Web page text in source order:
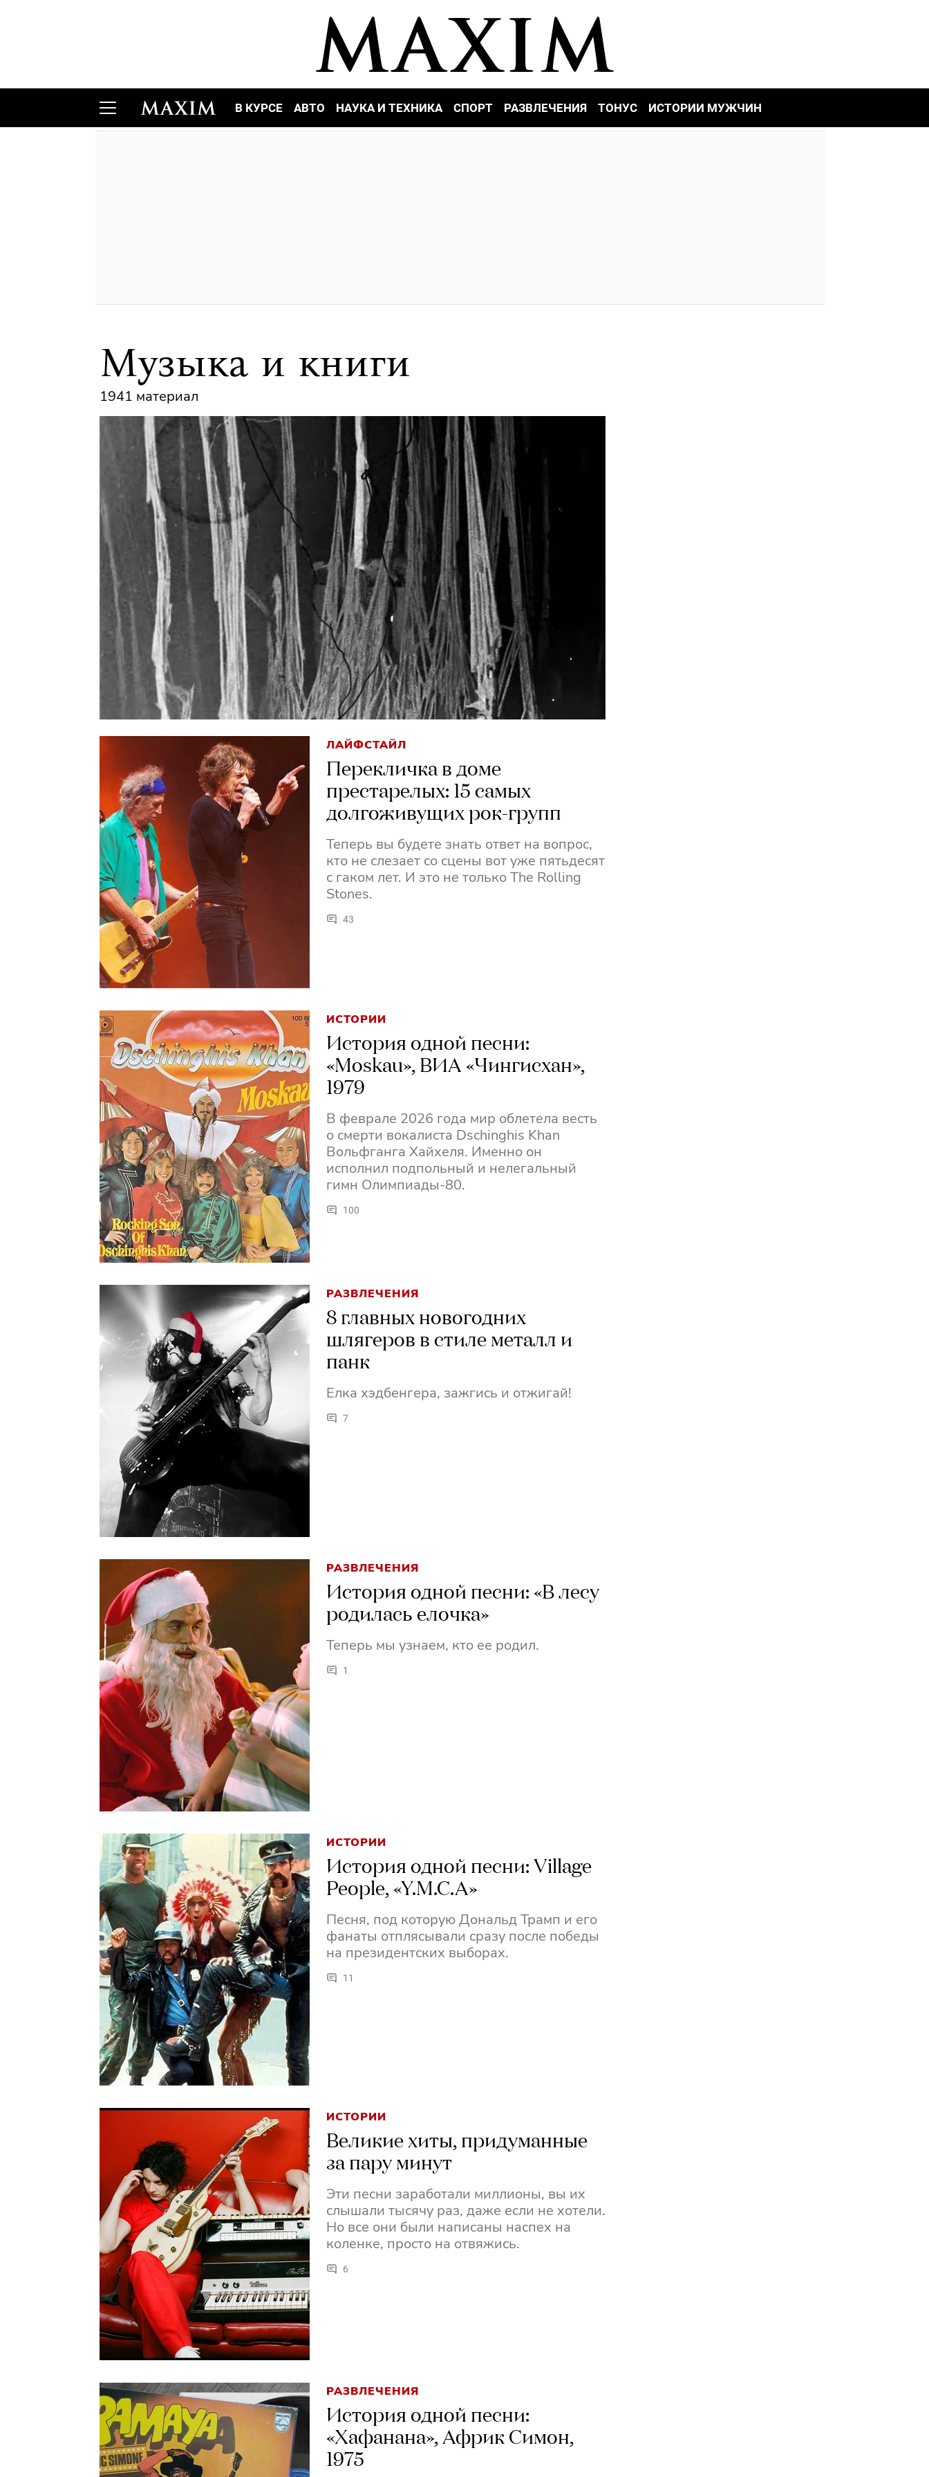
В КУРСЕ АВТО НАУКА И ТЕХНИКА СПОРТ РАЗВЛЕЧЕНИЯ ТОНУС ИСТОРИИ МУЖЧИН
Музыка и книги
1941 материал
ЛАЙФСТАЙЛ
Перекличка в доме
престарелых: 15 самых
долгоживущих рок-групп
Теперь вы будете знать ответ на вопрос,
кто не слезает со сцены вот уже пятьдесят
с гаком лет. И это не только The Rolling
Stones.
43
ИСТОРИИ
История одной песни:
«Moskau», ВИА «Чингисхан»,
1979
В феврале 2026 года мир облетела весть
о смерти вокалиста Dschinghis Khan
Вольфганга Хайхеля. Именно он
исполнил подпольный и нелегальный
гимн Олимпиады-80.
100
РАЗВЛЕЧЕНИЯ
8 главных новогодних
шлягеров в стиле металл и
панк
Елка хэдбенгера, зажгись и отжигай!
7
РАЗВЛЕЧЕНИЯ
История одной песни: «В лесу
родилась елочка»
Теперь мы узнаем, кто ее родил.
1
ИСТОРИИ
История одной песни: Village
People, «Y.M.C.A»
Песня, под которую Дональд Трамп и его
фанаты отплясывали сразу после победы
на президентских выборах.
11
ИСТОРИИ
Великие хиты, придуманные
за пару минут
Эти песни заработали миллионы, вы их
слышали тысячу раз, даже если не хотели.
Но все они были написаны наспех на
коленке, просто на отвяжись.
6
РАЗВЛЕЧЕНИЯ
История одной песни:
«Хафанана», Африк Симон,
1975